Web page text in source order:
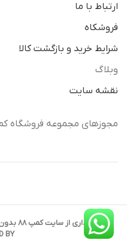
ارتباط با ما
فروشکاه
شرایط خرید و بازگشت کالا
وبلاگ
نقشه سایت
مجوزهای مجموعه فروشگاه
BY